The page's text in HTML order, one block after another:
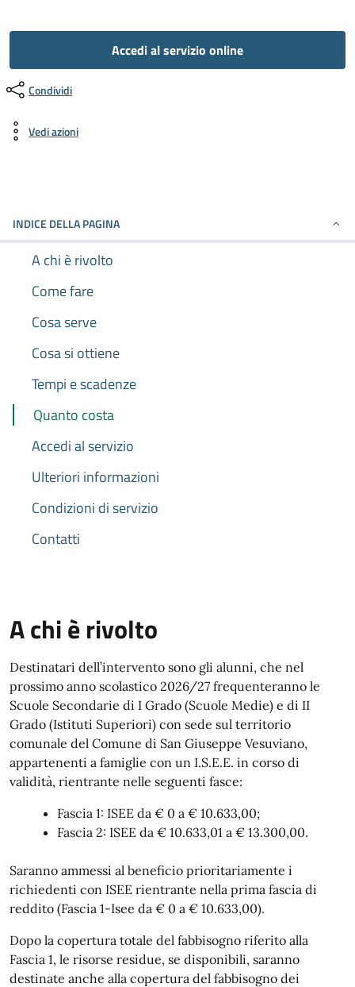
Accedi al servizio online
Condividi
Vedi azioni
INDICE DELLA PAGINA
A chi è rivolto
Come fare
Cosa serve
Cosa si ottiene
Tempi e scadenze
Quanto costa
Accedi al servizio
Ulteriori informazioni
Condizioni di servizio
Contatti
A chi è rivolto
Destinatari dell’intervento sono gli alunni, che nel
prossimo anno scolastico 2026/27 frequenteranno le
Scuole Secondarie di I Grado (Scuole Medie) e di II
Grado (Istituti Superiori) con sede sul territorio
comunale del Comune di San Giuseppe Vesuviano,
appartenenti a famiglie con un I.S.E.E. in corso di
validità, rientrante nelle seguenti fasce:
Fascia 1: ISEE da € 0 a € 10.633,00;
Fascia 2: ISEE da € 10.633,01 a € 13.300,00.
Saranno ammessi al beneficio prioritariamente i
richiedenti con ISEE rientrante nella prima fascia di
reddito (Fascia 1-Isee da € 0 a € 10.633,00).
Dopo la copertura totale del fabbisogno riferito alla
Fascia 1, le risorse residue, se disponibili, saranno
destinate anche alla copertura del fabbisogno dei